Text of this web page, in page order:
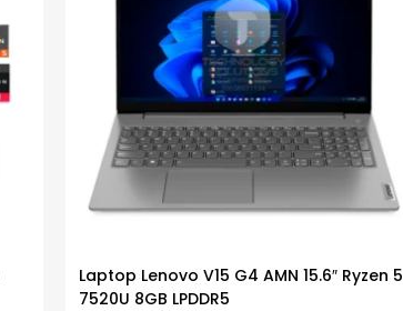
Laptop Lenovo V15 G4 AMN 15.6″ Ryzen 5
7520U 8GB LPDDR5